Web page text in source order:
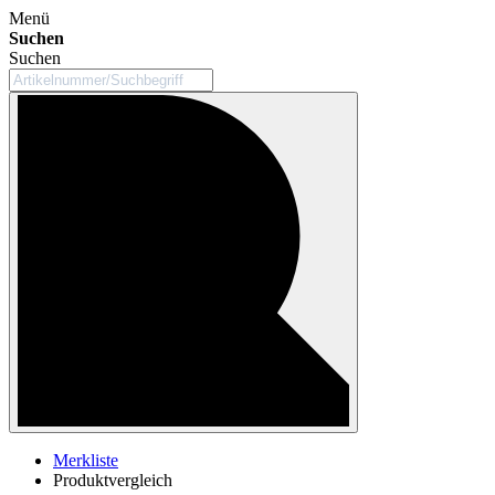
Menü
Suchen
Suchen
Merkliste
Produktvergleich